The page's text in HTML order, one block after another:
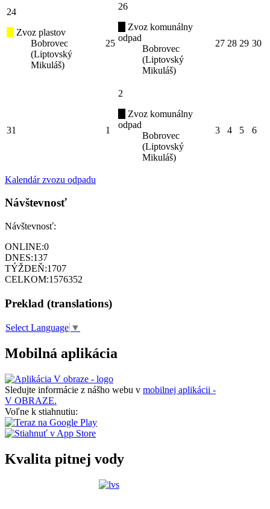
24
Zvoz plastov
Bobrovec
(Liptovský
Mikuláš)
25
26
Zvoz komunálny
odpad
Bobrovec
(Liptovský
Mikuláš)
27 28 29 30
31 1
2
Zvoz komunálny
odpad
Bobrovec
(Liptovský
Mikuláš)
3 4 5 6
Kalendár zvozu odpadu
Návštevnosť
Návštevnosť:
ONLINE:0
DNES:137
TÝŽDEŇ:1707
CELKOM:1576352
Preklad (translations)
Select Language ▼
Mobilná aplikácia
Sledujte informácie z nášho webu v mobilnej aplikácii -
V OBRAZE.
Voľne k stiahnutiu:
Kvalita pitnej vody